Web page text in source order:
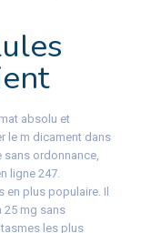
absolu et
le m dicament dans
sans ordonnance,
ligne 247.
plus populaire. Il
25 mg sans
les plus